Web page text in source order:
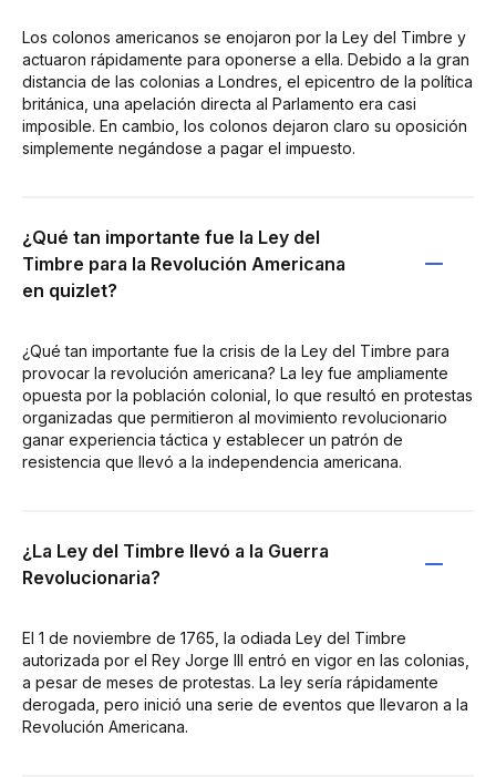
Los colonos americanos se enojaron por la Ley del Timbre y
actuaron rápidamente para oponerse a ella. Debido a la gran
distancia de las colonias a Londres, el epicentro de la política
británica, una apelación directa al Parlamento era casi
imposible. En cambio, los colonos dejaron claro su oposición
simplemente negándose a pagar el impuesto.
¿Qué tan importante fue la Ley del
Timbre para la Revolución Americana
en quizlet?
¿Qué tan importante fue la crisis de la Ley del Timbre para
provocar la revolución americana? La ley fue ampliamente
opuesta por la población colonial, lo que resultó en protestas
organizadas que permitieron al movimiento revolucionario
ganar experiencia táctica y establecer un patrón de
resistencia que llevó a la independencia americana.
¿La Ley del Timbre llevó a la Guerra
Revolucionaria?
El 1 de noviembre de 1765, la odiada Ley del Timbre
autorizada por el Rey Jorge III entró en vigor en las colonias,
a pesar de meses de protestas. La ley sería rápidamente
derogada, pero inició una serie de eventos que llevaron a la
Revolución Americana.